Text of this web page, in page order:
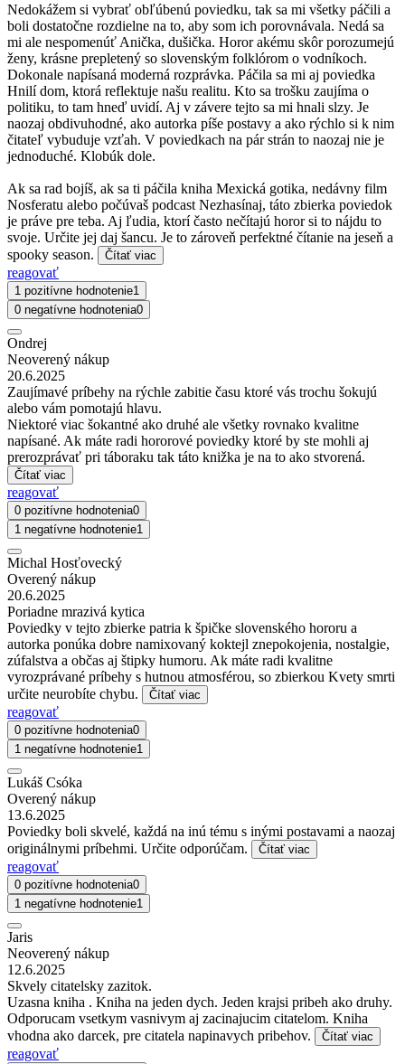
Nedokážem si vybrať obľúbenú poviedku, tak sa mi všetky páčili a
boli dostatočne rozdielne na to, aby som ich porovnávala. Nedá sa
mi ale nespomenúť Anička, dušička. Horor akému skôr porozumejú
ženy, krásne prepletený so slovenským folklórom o vodníkoch.
Dokonale napísaná moderná rozprávka. Páčila sa mi aj poviedka
Hnilí dom, ktorá reflektuje našu realitu. Kto sa trošku zaujíma o
politiku, to tam hneď uvidí. Aj v závere tejto sa mi hnali slzy. Je
naozaj obdivuhodné, ako autorka píše postavy a ako rýchlo si k nim
čitateľ vybuduje vzťah. V poviedkach na pár strán to naozaj nie je
jednoduché. Klobúk dole.
Ak sa rad bojíš, ak sa ti páčila kniha Mexická gotika, nedávny film
Nosferatu alebo počúvaš podcast Nezhasínaj, táto zbierka poviedok
je práve pre teba. Aj ľudia, ktorí často nečítajú horor si to nájdu to
svoje. Určite jej daj šancu. Je to zároveň perfektné čítanie na jeseň a
spooky season.
Čítať viac
reagovať
1 pozitívne hodnotenie1
0 negatívne hodnotenia0
Ondrej
Neoverený nákup
20.6.2025
Zaujímavé príbehy na rýchle zabitie času ktoré vás trochu šokujú
alebo vám pomotajú hlavu.
Niektoré viac šokantné ako druhé ale všetky rovnako kvalitne
napísané. Ak máte radi hororové poviedky ktoré by ste mohli aj
prerozprávať pri táboraku tak táto knižka je na to ako stvorená.
Čítať viac
reagovať
0 pozitívne hodnotenia0
1 negatívne hodnotenie1
Michal Hosťovecký
Overený nákup
20.6.2025
Poriadne mrazivá kytica
Poviedky v tejto zbierke patria k špičke slovenského hororu a
autorka ponúka dobre namixovaný koktejl znepokojenia, nostalgie,
zúfalstva a občas aj štipky humoru. Ak máte radi kvalitne
vyrozprávané príbehy s hutnou atmosférou, so zbierkou Kvety smrti
určite neurobíte chybu.
Čítať viac
reagovať
0 pozitívne hodnotenia0
1 negatívne hodnotenie1
Lukáš Csóka
Overený nákup
13.6.2025
Poviedky boli skvelé, každá na inú tému s inými postavami a naozaj
originálnymi príbehmi. Určite odporúčam.
Čítať viac
reagovať
0 pozitívne hodnotenia0
1 negatívne hodnotenie1
Jaris
Neoverený nákup
12.6.2025
Skvely citatelsky zazitok.
Uzasna kniha . Kniha na jeden dych. Jeden krajsi pribeh ako druhy.
Odporucam vsetkym vasnivym aj zacinajucim citatelom. Kniha
vhodna ako darcek, pre citatela napinavych pribehov.
Čítať viac
reagovať